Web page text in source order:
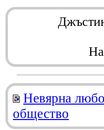
Невярна
общество